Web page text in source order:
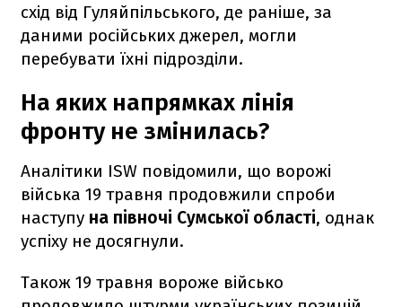
схід від Гуляйпільського, де раніше, за
даними російських джерел, могли
перебувати їхні підрозділи.
На яких напрямках лінія
фронту не змінилась?
Аналітики ISW повідомили, що ворожі
війська 19 травня продовжили спроби
наступу на півночі Сумської області, однак
успіху не досягнули.
Також 19 травня вороже військо